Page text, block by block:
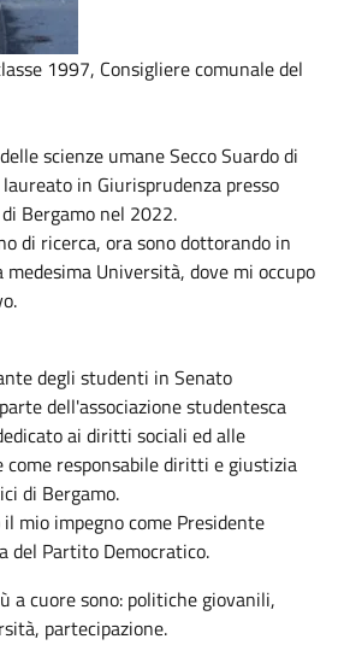
1997, Consigliere comunale del
scienze umane Secco Suardo di
in Giurisprudenza presso
Bergamo nel 2022.
di ricerca, ora sono dottorando in
Università, dove mi occupo
degli studenti in Senato
dell'associazione studentesca
ai diritti sociali ed alle
responsabile diritti e giustizia
di Bergamo.
mio impegno come Presidente
del Partito Democratico.
a cuore sono: politiche giovanili,
partecipazione.